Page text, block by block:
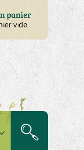
panier
vide